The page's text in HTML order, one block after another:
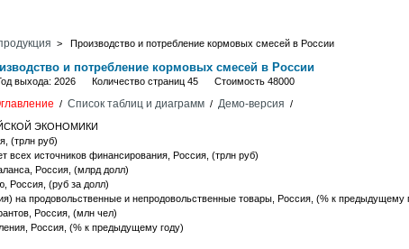
> Производство и потребление кормовых смесей в России
и потребление кормовых смесей в России
выхода: 2026 Количество страниц 45 Стоимость 48000
/ Список таблиц и диаграмм/ Демо-версия /
ЭКОНОМИКИ
(трлн руб)
всех источников финансирования, Россия, (трлн руб)
Россия, (млрд долл)
Россия, (руб за долл)
на продовольственные и непродовольственные товары, Россия, (% к предыдущему
Россия, (млн чел)
Россия, (% к предыдущему году)